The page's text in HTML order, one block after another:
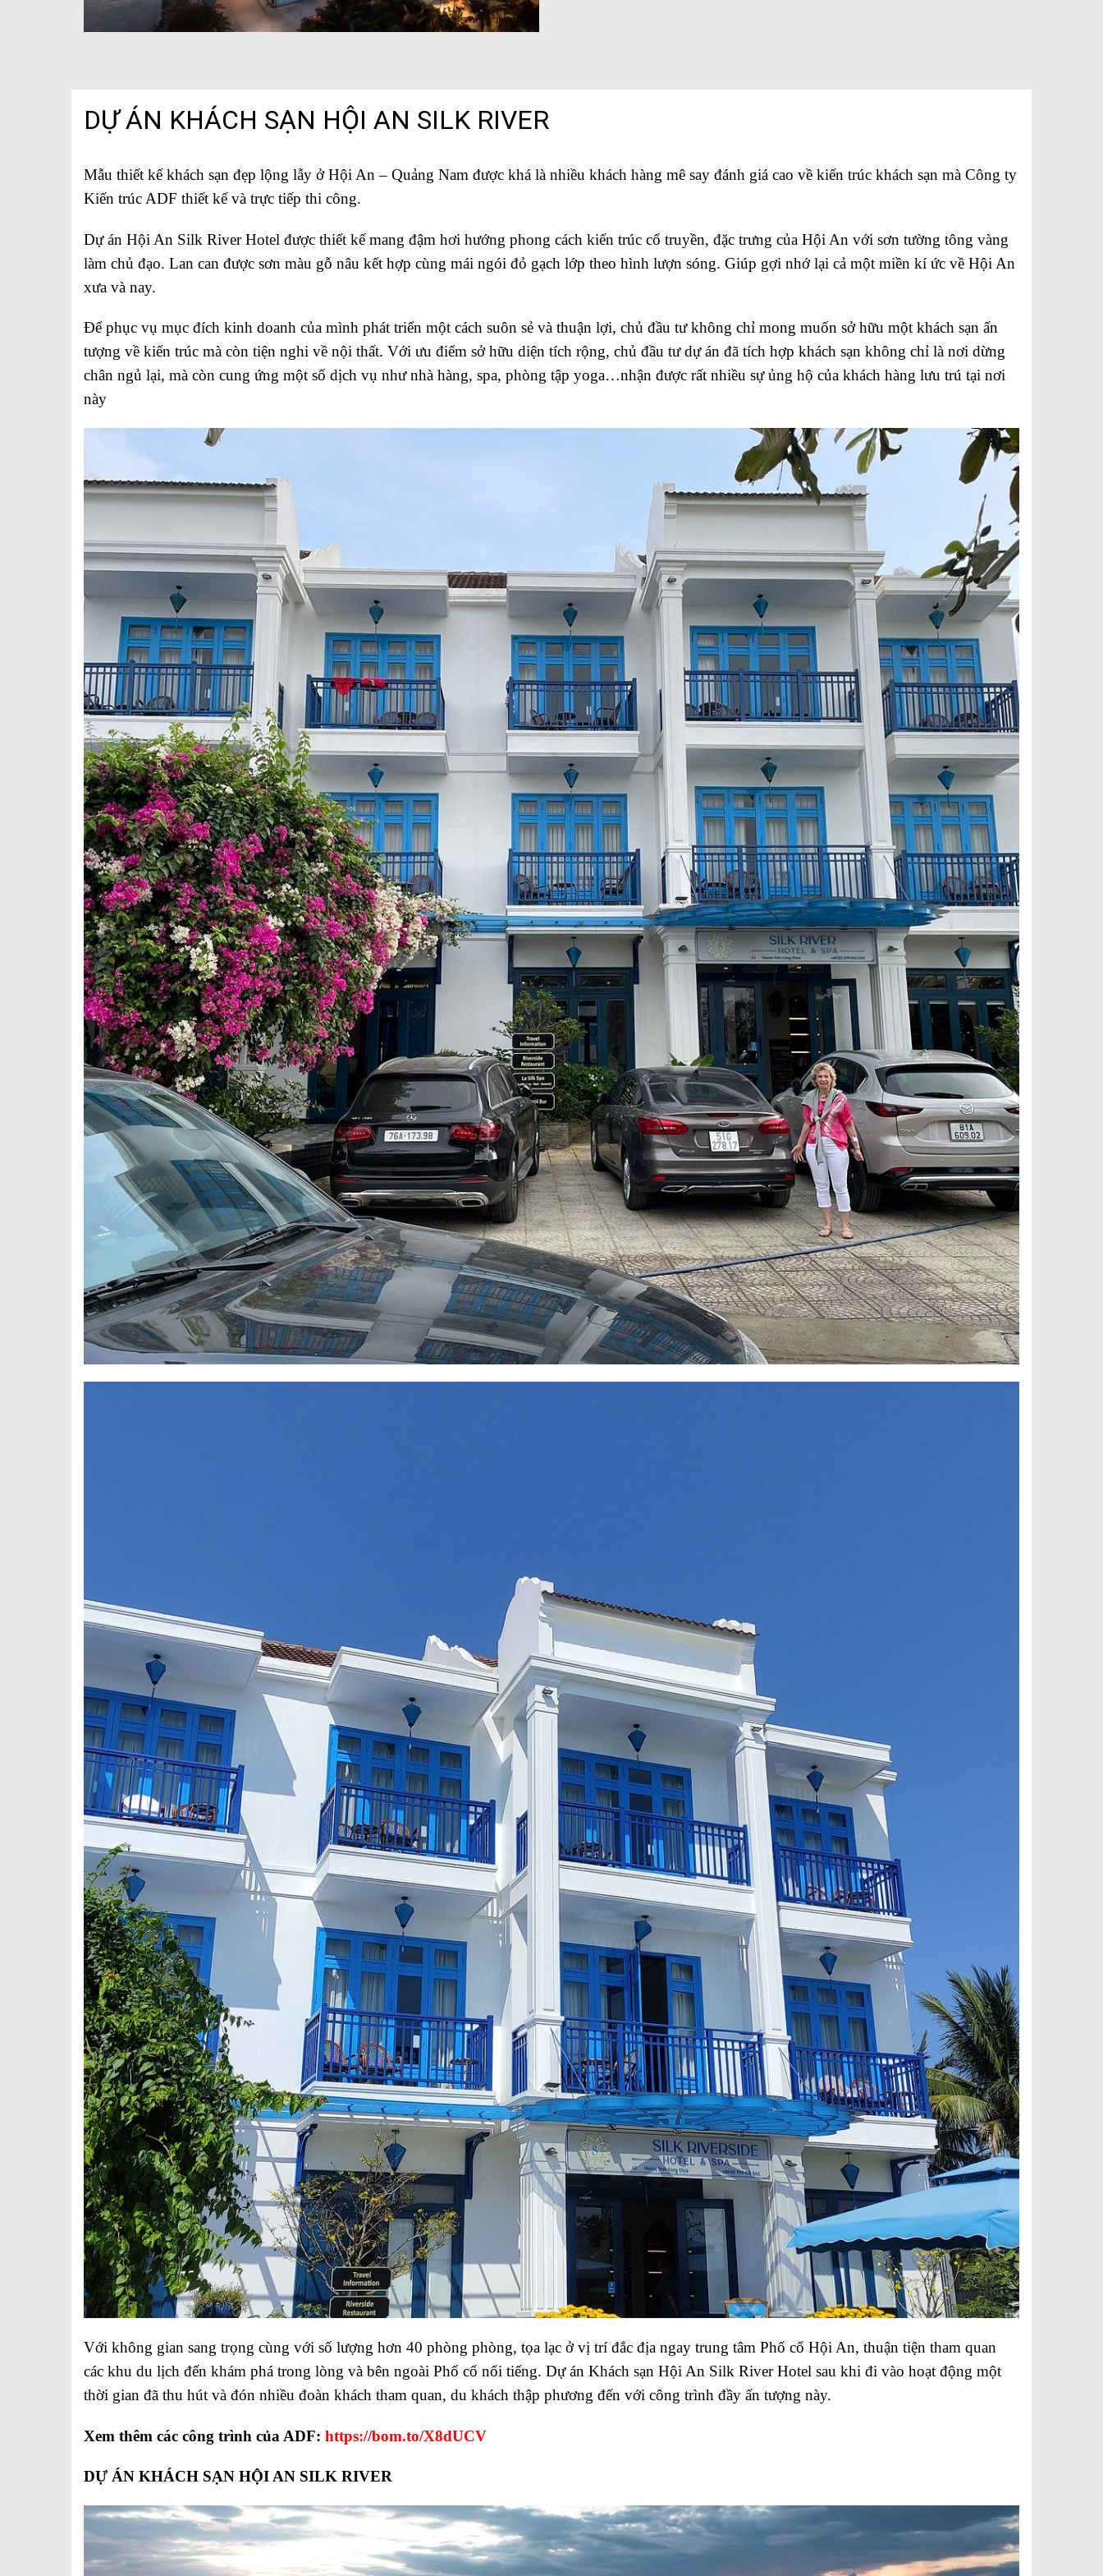
DỰ ÁN KHÁCH SẠN HỘI AN SILK RIVER
Mẫu thiết kế khách sạn đẹp lộng lẫy ở Hội An – Quảng Nam được khá là nhiều khách hàng mê say đánh giá cao về kiến trúc khách sạn mà Công ty
Kiến trúc ADF thiết kế và trực tiếp thi công.
Dự án Hội An Silk River Hotel được thiết kế mang đậm hơi hướng phong cách kiến trúc cổ truyền, đặc trưng của Hội An với sơn tường tông vàng
làm chủ đạo. Lan can được sơn màu gỗ nâu kết hợp cùng mái ngói đỏ gạch lớp theo hình lượn sóng. Giúp gợi nhớ lại cả một miền kí ức về Hội An
xưa và nay.
Để phục vụ mục đích kinh doanh của mình phát triển một cách suôn sẻ và thuận lợi, chủ đầu tư không chỉ mong muốn sở hữu một khách sạn ấn
tượng về kiến trúc mà còn tiện nghi về nội thất. Với ưu điểm sở hữu diện tích rộng, chủ đầu tư dự án đã tích hợp khách sạn không chỉ là nơi dừng
chân ngủ lại, mà còn cung ứng một số dịch vụ như nhà hàng, spa, phòng tập yoga…nhận được rất nhiều sự ủng hộ của khách hàng lưu trú tại nơi
này
Với không gian sang trọng cùng với số lượng hơn 40 phòng phòng, tọa lạc ở vị trí đắc địa ngay trung tâm Phố cổ Hội An, thuận tiện tham quan
các khu du lịch đến khám phá trong lòng và bên ngoài Phố cổ nổi tiếng. Dự án Khách sạn Hội An Silk River Hotel sau khi đi vào hoạt động một
thời gian đã thu hút và đón nhiều đoàn khách tham quan, du khách thập phương đến với công trình đầy ấn tượng này.
Xem thêm các công trình của ADF: https://bom.to/X8dUCV
DỰ ÁN KHÁCH SẠN HỘI AN SILK RIVER